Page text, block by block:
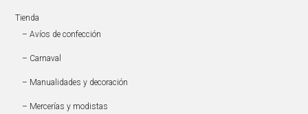
Tienda
– Avíos de confección
– Carnaval
– Manualidades y decoración
– Mercerías y modistas